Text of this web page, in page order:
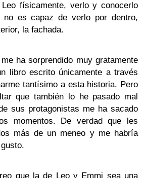
físicamente, verlo y conocerlo
no es capaz de verlo por dentro,
la fachada.
ha sorprendido muy gratamente
libro escrito únicamente a través
tantísimo a esta historia. Pero
que también lo he pasado mal
sus protagonistas me ha sacado
momentos. De verdad que les
más de un meneo y me habría
que la de Leo y Emmi sea una